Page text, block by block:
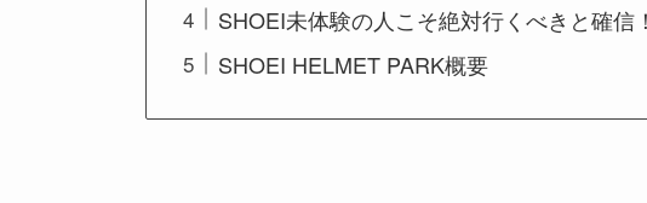
SHOEI未体験の人こそ絶対行くべきと確信！
SHOEI HELMET PARK概要